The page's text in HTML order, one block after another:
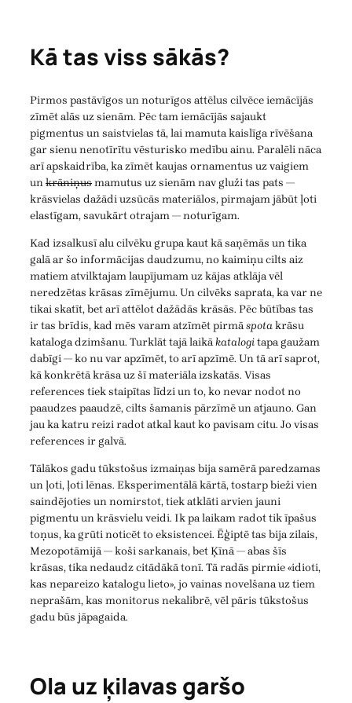
Kā tas viss sākās?
Pirmos pastāvīgos un noturīgos attēlus cilvēce iemācījās
zīmēt alās uz sienām. Pēc tam iemācījās sajaukt
pigmentus un saistvielas tā, lai mamuta kaislīga rīvēšana
gar sienu nenotīrītu vēsturisko medību ainu. Paralēli nāca
arī apskaidrība, ka zīmēt kaujas ornamentus uz vaigiem
unkrāniņusmamutus uz sienām nav gluži tas pats —
krāsvielas dažādi uzsūcās materiālos, pirmajam jābūt ļoti
elastīgam, savukārt otrajam — noturīgam.
Kad izsalkusī alu cilvēku grupa kaut kā saņēmās un tika
galā ar šo informācijas daudzumu, no kaimiņu cilts aiz
matiem atvilktajam laupījumam uz kājas atklāja vēl
neredzētas krāsas zīmējumu. Un cilvēks saprata, ka var ne
tikai skatīt, bet arī attēlot dažādās krāsās. Pēc būtības tas
ir tas brīdis, kad mēs varam atzīmēt pirmāspotakrāsu
kataloga dzimšanu. Turklāt tajā laikākatalogitapa gaužam
dabīgi — ko nu var apzīmēt, to arī apzīmē. Un tā arī saprot,
kā konkrētā krāsa uz šī materiāla izskatās. Visas
references tiek staipītas līdzi un to, ko nevar nodot no
paaudzes paaudzē, cilts šamanis pārzīmē un atjauno. Gan
jau ka katru reizi radot atkal kaut ko pavisam citu. Jo visas
references ir galvā.
Tālākos gadu tūkstošus izmaiņas bija samērā paredzamas
un ļoti, ļoti lēnas. Eksperimentālā kārtā, tostarp bieži vien
saindējoties un nomirstot, tiek atklāti arvien jauni
pigmentu un krāsvielu veidi. Ik pa laikam radot tik īpašus
toņus, ka grūti noticēt to eksistencei. Ēģiptē tas bija zilais,
Mezopotāmijā — koši sarkanais, bet Ķīnā — abas šīs
krāsas, tika nedaudz citādākā tonī. Tā radās pirmie «idioti,
kas nepareizo katalogu lieto», jo vainas novelšana uz tiem
neprašām, kas monitorus nekalibrē, vēl pāris tūkstošus
gadu būs jāpagaida.
Ola uz ķilavas garšo